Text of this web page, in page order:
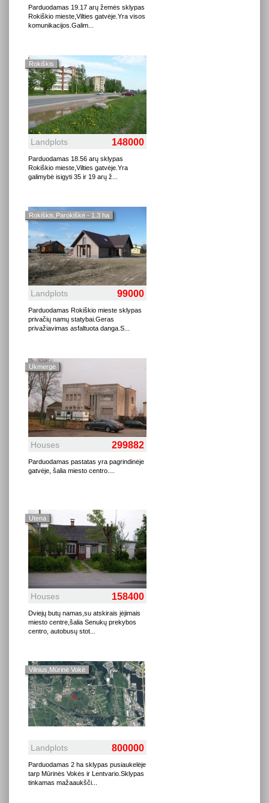
Parduodamas 19.17 arų žemės sklypas
Rokiškio mieste,Vilties gatvėje.Yra visos
komunikacijos.Galim
Rokiškis
Landplots 148000
Parduodamas 18.56 arų sklypas
Rokiškio mieste,Vilties gatvėje.Yra
galimybė isigyti 35 ir 19 arų ž
Rokiškis,Parokiškė - 1.3 ha
Landplots 99000
Parduodamas Rokiškio mieste sklypas
privačių namų statybai.Geras
privažiavimas asfaltuota danga.S
Ukmergė
Houses 299882
Parduodamas pastatas yra pagrindinėje
gatvėje, šalia miesto centro.
Utena
Houses 158400
Dviejų butų namas,su atskirais įėjimais
miesto centre,šalia Senukų prekybos
centro, autobusų stot
Vilnius,Mūrinė Vokė
Landplots 800000
Parduodamas 2 ha sklypas pusiaukelėje
tarp Mūrinės Vokės ir Lentvario.Sklypas
tinkamas mažaaukšči